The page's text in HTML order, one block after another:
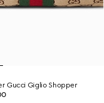
Gucci Giglio Shopper